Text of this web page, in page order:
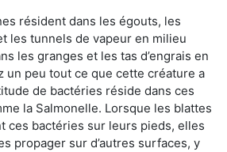
résident dans les égouts, les
les tunnels de vapeur en milieu
les granges et les tas d’engrais en
un peu tout ce que cette créature a
de bactéries réside dans ces
la Salmonelle. Lorsque les blattes
ces bactéries sur leurs pieds, elles
propager sur d’autres surfaces, y